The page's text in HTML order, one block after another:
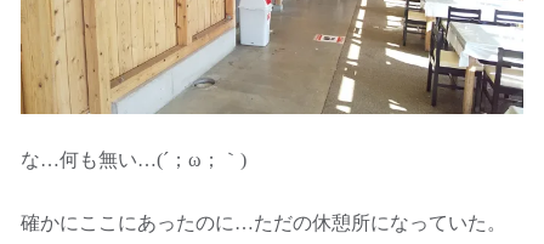
な…何も無い…(´；ω；｀)
確かにここにあったのに…ただの休憩所になっていた。